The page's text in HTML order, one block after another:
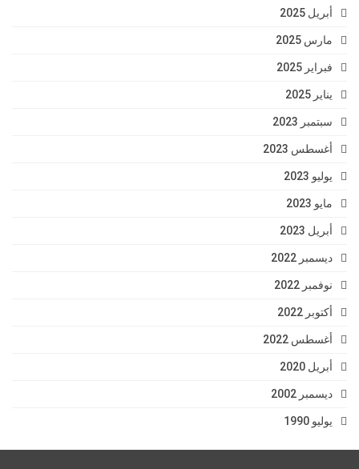
أبريل 2025
مارس 2025
فبراير 2025
يناير 2025
سبتمبر 2023
أغسطس 2023
يوليو 2023
مايو 2023
أبريل 2023
ديسمبر 2022
نوفمبر 2022
أكتوبر 2022
أغسطس 2022
أبريل 2020
ديسمبر 2002
يوليو 1990